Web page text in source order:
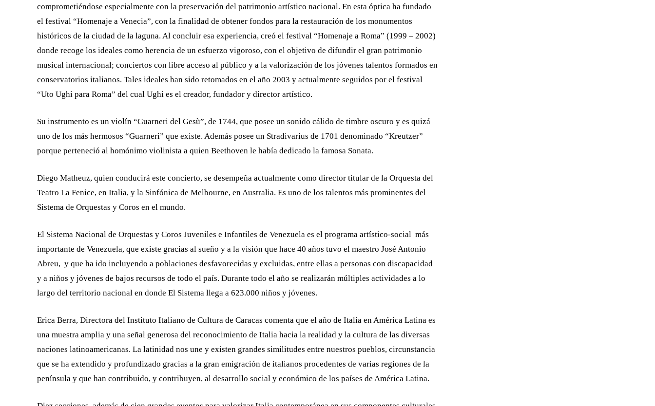
comprometiéndose especialmente con la preservación del patrimonio artístico nacional. En esta óptica ha fundado
el festival “Homenaje a Venecia”, con la finalidad de obtener fondos para la restauración de los monumentos
históricos de la ciudad de la laguna. Al concluir esa experiencia, creó el festival “Homenaje a Roma” (1999 – 2002)
donde recoge los ideales como herencia de un esfuerzo vigoroso, con el objetivo de difundir el gran patrimonio
musical internacional; conciertos con libre acceso al público y a la valorización de los jóvenes talentos formados en
conservatorios italianos. Tales ideales han sido retomados en el año 2003 y actualmente seguidos por el festival
“Uto Ughi para Roma” del cual Ughi es el creador, fundador y director artístico.
Su instrumento es un violín “Guarneri del Gesù”, de 1744, que posee un sonido cálido de timbre oscuro y es quizá
uno de los más hermosos “Guarneri” que existe. Además posee un Stradivarius de 1701 denominado “Kreutzer”
porque perteneció al homónimo violinista a quien Beethoven le había dedicado la famosa Sonata.
Diego Matheuz, quien conducirá este concierto, se desempeña actualmente como director titular de la Orquesta del
Teatro La Fenice, en Italia, y la Sinfónica de Melbourne, en Australia. Es uno de los talentos más prominentes del
Sistema de Orquestas y Coros en el mundo.
El Sistema Nacional de Orquestas y Coros Juveniles e Infantiles de Venezuela es el programa artístico-social más
importante de Venezuela, que existe gracias al sueño y a la visión que hace 40 años tuvo el maestro José Antonio
Abreu, y que ha ido incluyendo a poblaciones desfavorecidas y excluidas, entre ellas a personas con discapacidad
y a niños y jóvenes de bajos recursos de todo el país. Durante todo el año se realizarán múltiples actividades a lo
largo del territorio nacional en donde El Sistema llega a 623.000 niños y jóvenes.
Erica Berra, Directora del Instituto Italiano de Cultura de Caracas comenta que el año de Italia en América Latina es
una muestra amplia y una señal generosa del reconocimiento de Italia hacia la realidad y la cultura de las diversas
naciones latinoamericanas. La latinidad nos une y existen grandes similitudes entre nuestros pueblos, circunstancia
que se ha extendido y profundizado gracias a la gran emigración de italianos procedentes de varias regiones de la
península y que han contribuido, y contribuyen, al desarrollo social y económico de los países de América Latina.